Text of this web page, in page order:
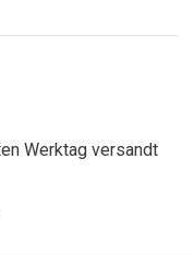
Werktag versandt